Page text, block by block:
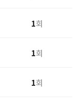
1회
1회
1회